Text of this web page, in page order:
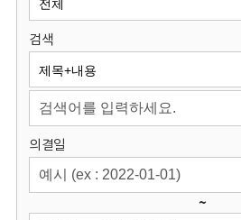
원
회
검색
의결일
~